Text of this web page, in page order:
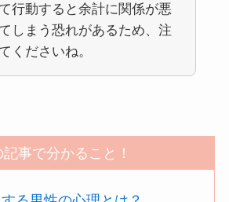
行動すると余計に関係が悪
しまう恐れがあるため、注
くださいね。
記事で分かること！